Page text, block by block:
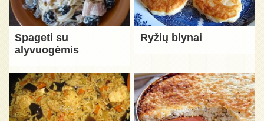
Spageti su
alyvuogėmis
Ryžių blynai